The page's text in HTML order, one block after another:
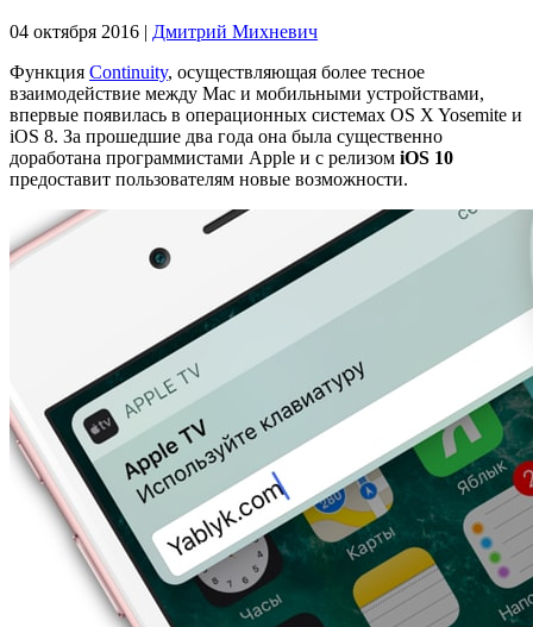
04 октября 2016 | Дмитрий Михневич
Функция Continuity, осуществляющая более тесное
взаимодействие между Mac и мобильными устройствами,
впервые появилась в операционных системах OS X Yosemite и
iOS 8. За прошедшие два года она была существенно
доработана программистами Apple и с релизом iOS 10
предоставит пользователям новые возможности.